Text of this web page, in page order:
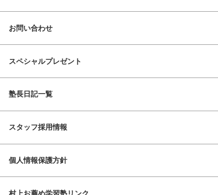
お問い合わせ
スペシャルプレゼント
塾長日記一覧
スタッフ採用情報
個人情報保護方針
村上お薦め学習塾リンク